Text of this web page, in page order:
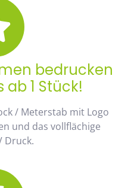
bedrucken
ab 1 Stück!
/ Meterstab mit Logo
und das vollflächige
Druck.